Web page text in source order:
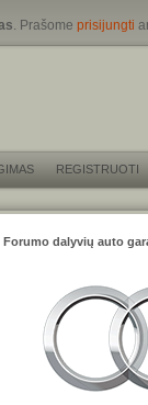
. Prašome prisijungti
REGISTRUOTI
Forumo dalyvių auto